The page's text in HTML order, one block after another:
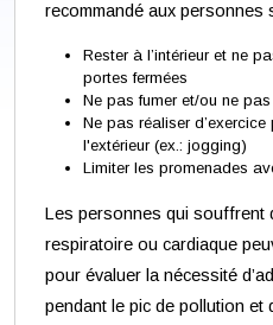
recommandé aux personnes
Rester à l’intérieur et ne
portes fermées
Ne pas fumer et/ou ne
Ne pas réaliser
l'extérieur (ex.: jogging)
Limiter les promenades
Les personnes qui souffrent
respiratoire ou cardiaque
pour évaluer la nécessité
pendant le pic de pollution et